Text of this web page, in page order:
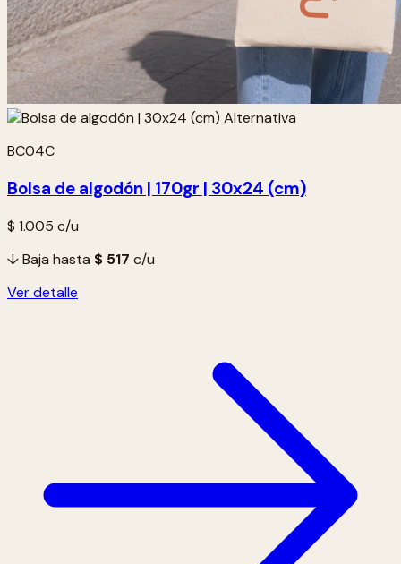
BC04C
Bolsa de algodón | 170gr | 30x24 (cm)
$ 1.005 c/u
↓ Baja hasta $ 517 c/u
Ver detalle